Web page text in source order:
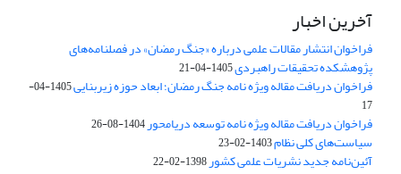
آخرین اخبار
فراخوان انتشار مقالات علمی درباره «جنگ رمضان» در فصلنامه‌های
پژوهشکده تحقیقات راهبردی1405-04-21
فراخوان دریافت مقاله ویژه نامه جنگ رمضان؛ ابعاد حوزه زیربنایی
1405-04-
17
فراخوان دریافت مقاله ویژه نامه توسعه دریامحور1404-08-26
سیاست‌های کلی نظام1403-02-23
آئین‌نامه جدید نشریات علمی کشور1398-02-22